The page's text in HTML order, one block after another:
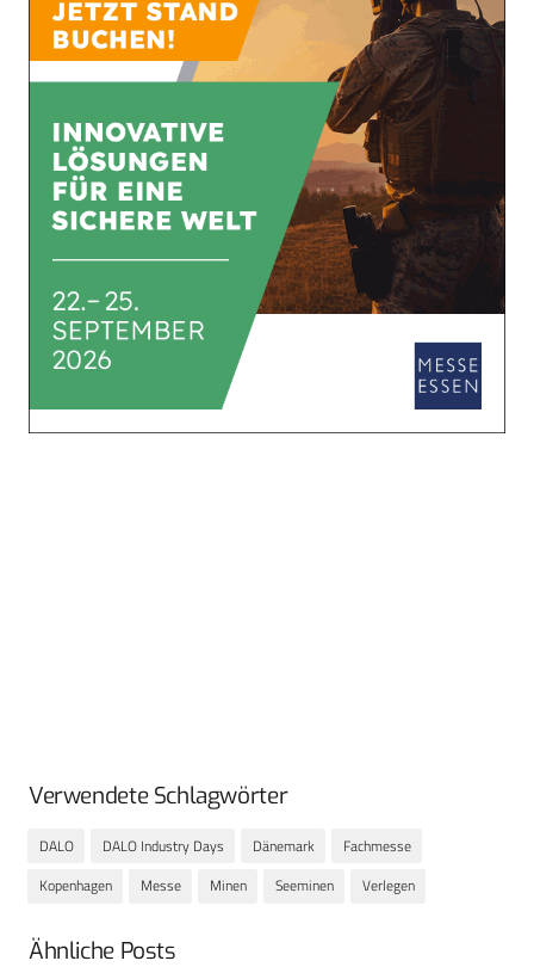
Verwendete Schlagwörter
DALO DALO Industry Days Dänemark
Fachmesse
Kopenhagen
Messe Minen Seeminen Verlegen
Ähnliche Posts